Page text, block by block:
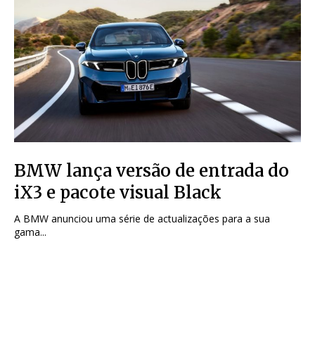
BMW lança versão de entrada do
iX3 e pacote visual Black
A BMW anunciou uma série de actualizações para a sua
gama...